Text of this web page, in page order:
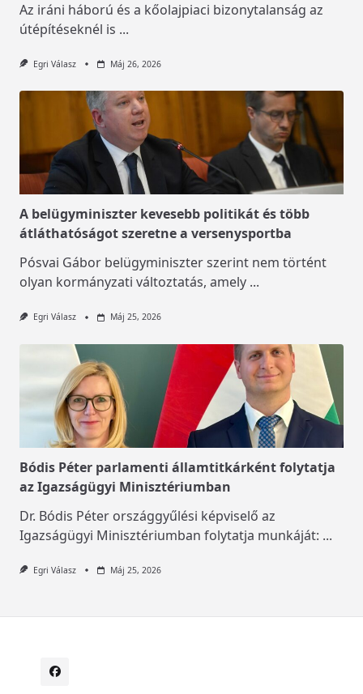
Az iráni háború és a kőolajpiaci bizonytalanság az
útépítéseknél is ...
Egri Válasz Máj 26, 2026
A belügyminiszter kevesebb politikát és több
átláthatóságot szeretne a versenysportba
Pósvai Gábor belügyminiszter szerint nem történt
olyan kormányzati változtatás, amely ...
Egri Válasz Máj 25, 2026
Bódis Péter parlamenti államtitkárként folytatja
az Igazságügyi Minisztériumban
Dr. Bódis Péter országgyűlési képviselő az
Igazságügyi Minisztériumban folytatja munkáját: ...
Egri Válasz Máj 25, 2026